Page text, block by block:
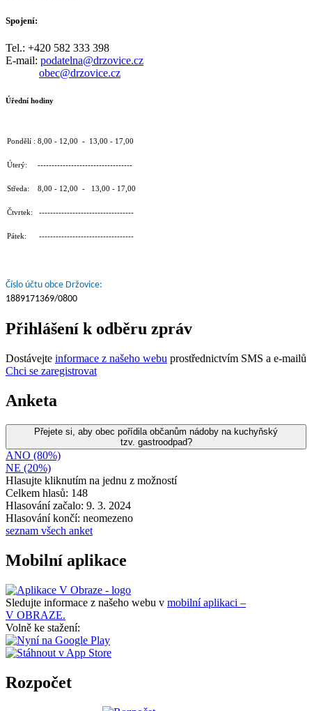
Spojení:
Tel.: +420 582 333 398
E-mail: podatelna@drzovice.cz
obec@drzovice.cz
Úřední hodiny
Pondělí : 8,00 - 12,00 - 13,00 - 17,00
Úterý: ----------------------------------
Středa: 8,00 - 12,00 - 13,00 - 17,00
Čtvrtek: ----------------------------------
Pátek: ----------------------------------
Číslo účtu obce Držovice:
1889171369/0800
Přihlášení k odběru zpráv
Dostávejte informace z našeho webu prostřednictvím SMS a e-mailů
Chci se zaregistrovat
Anketa
Přejete si, aby obec pořídila občanům nádoby na kuchyňský
tzv. gastroodpad?
ANO (80%)
NE (20%)
Hlasujte kliknutím na jednu z možností
Celkem hlasů: 148
Hlasování začalo: 9. 3. 2024
Hlasování končí: neomezeno
seznam všech anket
Mobilní aplikace
Sledujte informace z našeho webu v mobilní aplikaci –
V OBRAZE.
Volně ke stažení:
Rozpočet